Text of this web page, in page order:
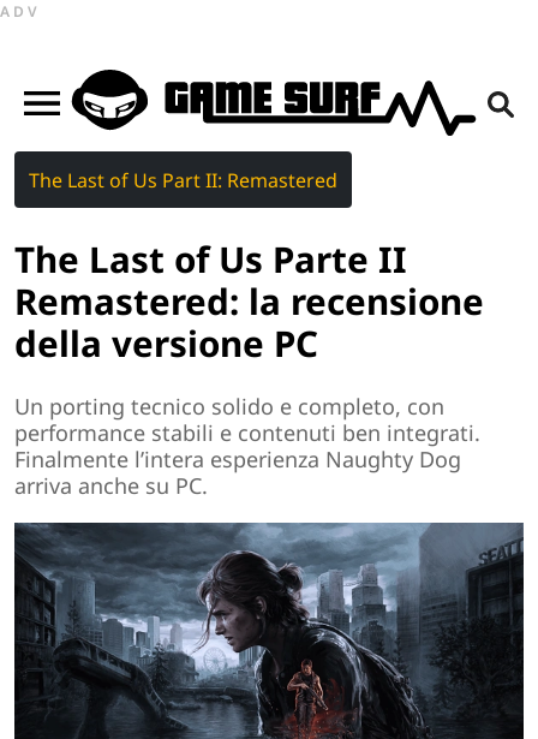
ADV
The Last of Us Part II: Remastered
The Last of Us Parte II
Remastered: la recensione
della versione PC
Un porting tecnico solido e completo, con
performance stabili e contenuti ben integrati.
Finalmente l’intera esperienza Naughty Dog
arriva anche su PC.